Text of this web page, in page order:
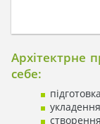
Архітектрне
себе: